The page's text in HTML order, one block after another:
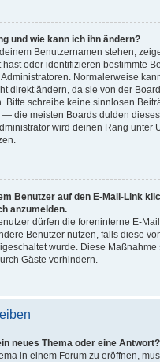
und wie kann ich ihn ändern?
Benutzernamen stehen,
oder identifizieren bestimmte
Normalerweise
direkt ändern, da sie von der
Bitte schreibe keine sinnlosen
— die meisten Boards dulden
wird deinen Rang unter
Benutzer auf den E-Mail-Link
anzumelden.
dürfen die foreninterne E-
Benutzer nutzen, falls diese
wurde. Diese Maßnahme
Gäste verhindern.
neues Thema oder eine Antwort?
in einem Forum zu eröffnen,